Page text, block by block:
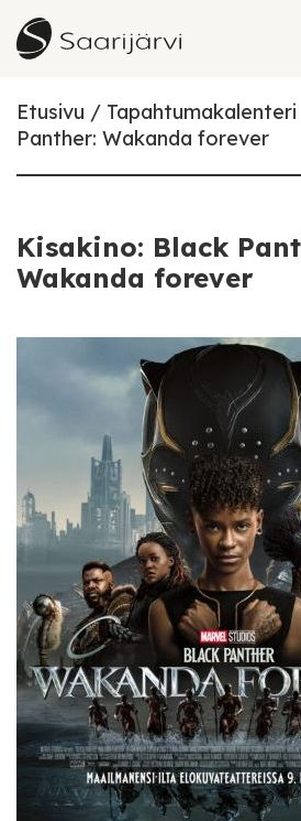
Skip to content
Etusivu Tapahtumakalenteri
Panther: Wakanda forever
Kisakino: Black
Wakanda forever